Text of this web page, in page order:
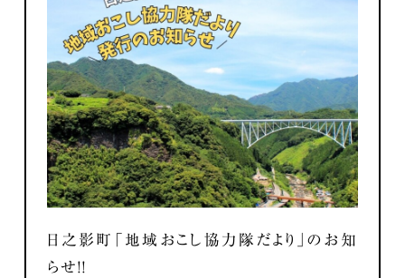
日之影町「地域おこし協力隊だより」のお知
らせ！！